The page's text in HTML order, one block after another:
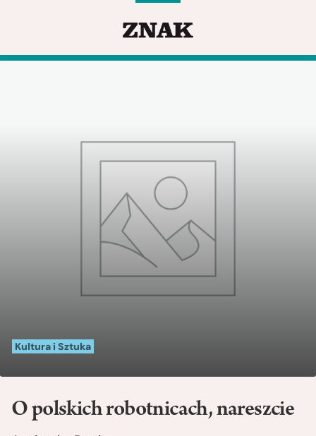
Kultura i Sztuka
O polskich robotnicach, nareszcie